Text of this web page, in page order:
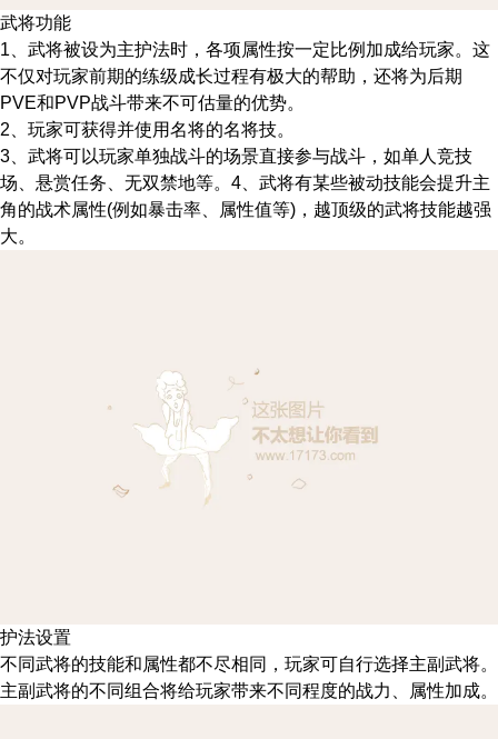
武将功能
1、武将被设为主护法时，各项属性按一定比例加成给玩家。这
不仅对玩家前期的练级成长过程有极大的帮助，还将为后期
PVE和PVP战斗带来不可估量的优势。
2、玩家可获得并使用名将的名将技。
3、武将可以玩家单独战斗的场景直接参与战斗，如单人竞技
场、悬赏任务、无双禁地等。4、武将有某些被动技能会提升主
角的战术属性(例如暴击率、属性值等)，越顶级的武将技能越强
大。
护法设置
不同武将的技能和属性都不尽相同，玩家可自行选择主副武将。
主副武将的不同组合将给玩家带来不同程度的战力、属性加成。